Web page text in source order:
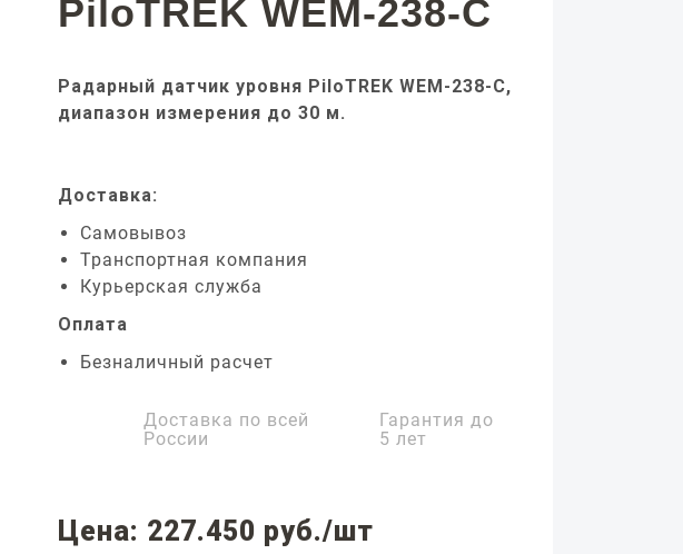
PiloTREK WEM-238-C
Радарный датчик уровня PiloTREK WEM-238-C,
диапазон измерения до 30 м.
Доставка:
Самовывоз
Транспортная компания
Курьерская служба
Оплата
Безналичный расчет
Доставка по всей
России
Гарантия до
5 лет
Цена: 227.450 руб./шт